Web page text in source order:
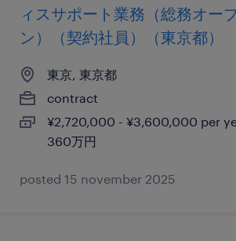
ィスサポート業務（総務オー
ン）（契約社員）（東京都）
東京, 東京都
contract
¥2,720,000 - ¥3,600,000 per
360万円
posted 15 november 2025